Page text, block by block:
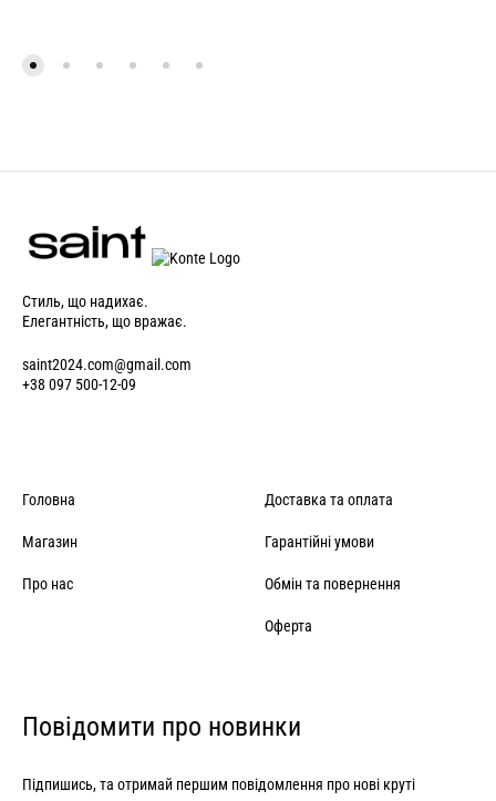
Стиль, що надихає.
Елегантність, що вражає.
saint2024.com@gmail.com
+38 097 500-12-09
Головна
Магазин
Про нас
Доставка та оплата
Гарантійні умови
Обмін та повернення
Оферта
Повідомити про новинки
Підпишись, та отримай першим повідомлення про нові круті